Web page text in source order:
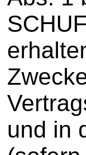
und in